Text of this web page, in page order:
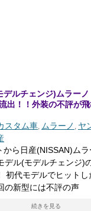
デルチェンジ)ムラーノ
出！！外装の不評が
スタム車, ムラーノ , ヤ
ら日産(NISSAN)ムラ
デル(モデルチェンジ)
初代モデルでヒットし
の新型には不評の声
続きを見る